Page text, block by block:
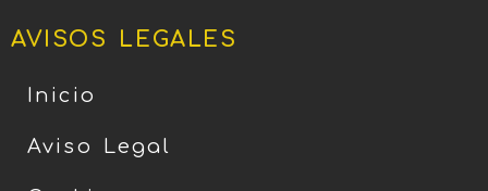
AVISOS LEGALES
Inicio
Aviso Legal